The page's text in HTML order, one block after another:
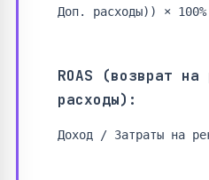
Доп. расходы)) × 100%
ROAS (возврат на
расходы):
Доход / Затраты на